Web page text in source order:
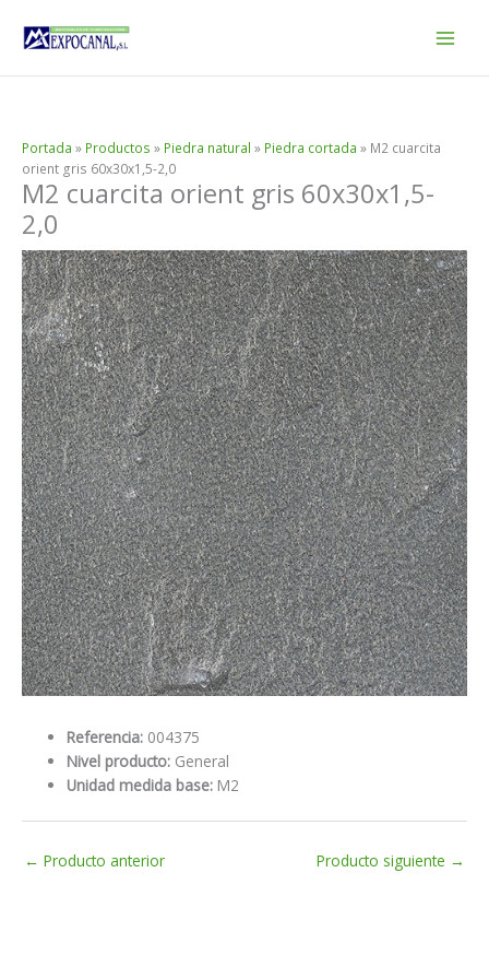
Portada » Productos » Piedra natural » Piedra cortada » M2 cuarcita
orient gris 60x30x1,5-2,0
M2 cuarcita orient gris 60x30x1,5-
2,0
Referencia: 004375
Nivel producto: General
Unidad medida base: M2
← Producto anterior Producto siguiente →